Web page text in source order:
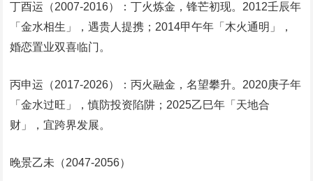
‌丁酉运（2007-2016）‌：丁火炼金，锋芒初现。2012壬辰年
「金水相生」，遇贵人提携；2014甲午年「木火通明」，
婚恋置业双喜临门。
‌丙申运（2017-2026）‌：丙火融金，名望攀升。2020庚子年
「金水过旺」，慎防投资陷阱；2025乙巳年「天地合
财」，宜跨界发展。
‌晚景乙未（2047-2056）